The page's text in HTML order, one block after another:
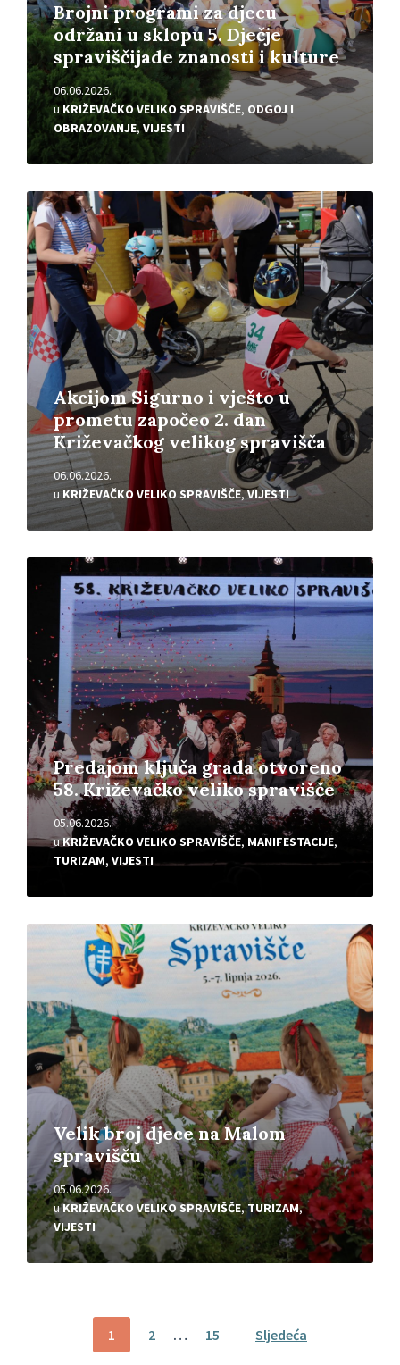
Brojni programi za djecu
održani u sklopu 5. Dječje
spraviščijade znanosti i kulture
06.06.2026.
uKRIŽEVAČKO VELIKO SPRAVIŠČE, ODGOJ I
OBRAZOVANJE,VIJESTI
Akcijom Sigurno i vješto u
prometu započeo 2. dan
Križevačkog velikog spravišča
06.06.2026.
u KRIŽEVAČKO VELIKO SPRAVIŠČE,VIJESTI
Pročitajte
više
Predajom ključa grada otvoreno
58. Križevačko veliko spravišče
05.06.2026.
uKRIŽEVAČKO VELIKO SPRAVIŠČE, MANIFESTACIJE,
TURIZAM, VIJESTI
Pročitajte
više
Velik broj djece na Malom
spravišču
05.06.2026.
uKRIŽEVAČKO VELIKO SPRAVIŠČE,TURIZAM,
VIJESTI
Pročitajte
više
Brojevi
1 2 … 15 Sljedeća